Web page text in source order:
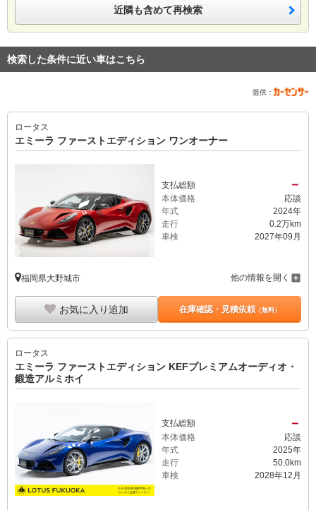
近隣も含めて再検索
検索した条件に近い車はこちら
提供：
ロータス
エミーラ ファーストエディション ワンオーナー
支払総額 －
本体価格
応談
年式
2024年
走行
0.2万km
車検
2027年09月
福岡県大野城市 他の情報を開く
お気に入り追加 在庫確認・見積依頼（無料）
ロータス
エミーラ ファーストエディション KEFプレミアムオーディオ・
鍛造アルミホイ
支払総額 －
本体価格
応談
年式
2025年
走行
50.0km
車検
2028年12月